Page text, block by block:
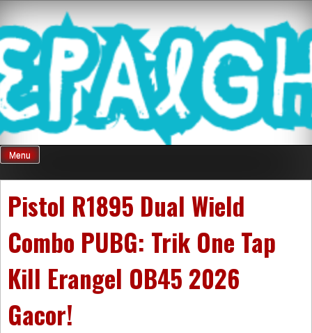
content
Mnepalghopa
Review Game
Terkini Paling
Seluruh Di
Indonesia
Menu
Pistol R1895 Dual Wield
Combo PUBG: Trik One Tap
Kill Erangel OB45 2026
Gacor!